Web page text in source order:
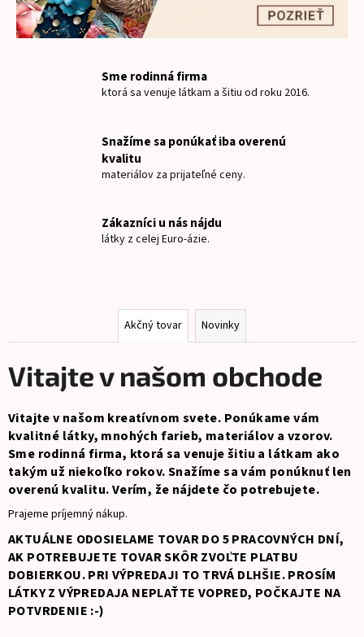
o
m
Sme rodinná firma
ktorá sa venuje látkam a šitiu od roku 2016.
Snažíme sa ponúkať iba overenú
kvalitu
materiálov za prijateľné ceny.
Zákazníci u nás nájdu
látky z celej Euro-ázie.
Akčný tovar Novinky
Vitajte v našom obchode
Vitajte v našom kreatívnom svete. Ponúkame vám
kvalitné látky, mnohých farieb, materiálov a vzorov.
Sme rodinná firma, ktorá sa venuje šitiu a látkam ako
takým už niekoľko rokov. Snažíme sa vám ponúknuť len
overenú kvalitu. Verím, že nájdete čo potrebujete.
Prajeme príjemný nákup.
AKTUÁLNE ODOSIELAME TOVAR DO 5 PRACOVNÝCH DNÍ,
AK POTREBUJETE TOVAR SKÔR ZVOĽTE PLATBU
DOBIERKOU. PRI VÝPREDAJI TO TRVÁ DLHŠIE. PROSÍM
LÁTKY Z VÝPREDAJA NEPLAŤTE VOPRED, POČKAJTE NA
POTVRDENIE :-)
á
j
ú
č
a
e
NAŽEHLOVACIE
MENOVKY
ZAJKO
€8